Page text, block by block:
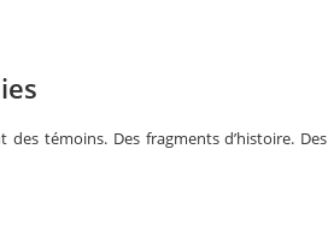
témoins. Des fragments d’histoire. Des